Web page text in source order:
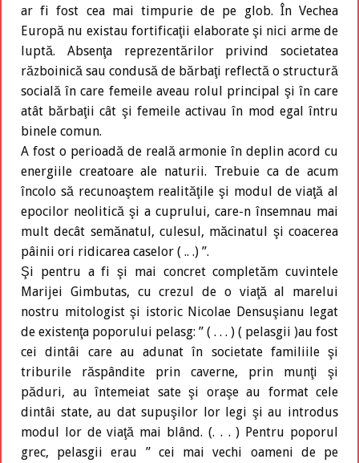
ar fi fost cea mai timpurie de pe glob. În Vechea
Europă nu existau fortificaţii elaborate şi nici arme de
luptă. Absenţa reprezentărilor privind societatea
războinică sau condusă de bărbaţi reflectă o structură
socială în care femeile aveau rolul principal şi în care
atât bărbaţii cât şi femeile activau în mod egal întru
binele comun.
A fost o perioadă de reală armonie în deplin acord cu
energiile creatoare ale naturii. Trebuie ca de acum
încolo să recunoaştem realităţile şi modul de viaţă al
epocilor neolitică şi a cuprului, care-n însemnau mai
mult decât semănatul, culesul, măcinatul şi coacerea
pâinii ori ridicarea caselor ( .. .) ’’.
Şi pentru a fi şi mai concret completăm cuvintele
Marijei Gimbutas, cu crezul de o viaţă al marelui
nostru mitologist şi istoric Nicolae Densuşianu legat
de existenţa poporului pelasg: ’’ ( . . . ) ( pelasgii )au fost
cei dintâi care au adunat în societate familiile şi
triburile răspândite prin caverne, prin munţi şi
păduri, au întemeiat sate şi oraşe au format cele
dintâi state, au dat supuşilor lor legi şi au introdus
modul lor de viaţă mai blând. (. . . ) Pentru poporul
grec, pelasgii erau ’’ cei mai vechi oameni de pe